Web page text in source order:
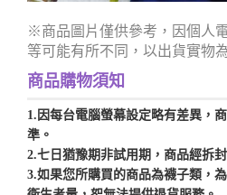
※商品圖片僅供參考，因個人
等可能有所不同，以出貨實物
商品購物須知
1.因每台電腦螢幕設定略有差異，
準。
2.七日 猶豫期非試用期，商品經拆
3.如果您所購買的商品為襪子類，